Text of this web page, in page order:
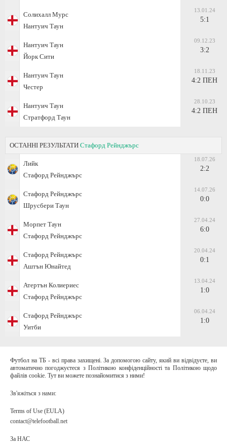
Солихалл Мурс
Нантуич Таун
13.01.24
5:1
Нантуич Таун
Йорк Сити
09.12.23
3:2
Нантуич Таун
Честер
18.11.23
4:2 ПЕН
Нантуич Таун
Стратфорд Таун
28.10.23
4:2 ПЕН
ОСТАННІ РЕЗУЛЬТАТИ Стафорд Рейнджърс
Лийк
Стафорд Рейнджърс
18.07.26
2:2
Стафорд Рейнджърс
Шрусбери Таун
14.07.26
0:0
Морпет Таун
Стафорд Рейнджърс
27.04.24
6:0
Стафорд Рейнджърс
Аштън Юнайтед
20.04.24
0:1
Атертън Колиериес
Стафорд Рейнджърс
13.04.24
1:0
Стафорд Рейнджърс
Уитби
06.04.24
1:0
Футбол на ТБ - всі права захищені. За допомогою сайту, який ви відвідуєте, ви
автоматично погоджуєтеся з Політикою конфіденційності та Політикою щодо
файлів cookie. Тут ви можете познайомитися з ними!
Зв'яжіться з нами:
Terms of Use (EULA)
contact@telefootball.net
За НАС